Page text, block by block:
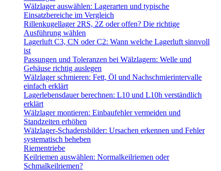
Wälzlager auswählen: Lagerarten und typische
Einsatzbereiche im Vergleich
Rillenkugellager 2RS, 2Z oder offen? Die richtige
Ausführung wählen
Lagerluft C3, CN oder C2: Wann welche Lagerluft sinnvoll
ist
Passungen und Toleranzen bei Wälzlagern: Welle und
Gehäuse richtig auslegen
Wälzlager schmieren: Fett, Öl und Nachschmierintervalle
einfach erklärt
Lagerlebensdauer berechnen: L10 und L10h verständlich
erklärt
Wälzlager montieren: Einbaufehler vermeiden und
Standzeiten erhöhen
Wälzlager-Schadensbilder: Ursachen erkennen und Fehler
systematisch beheben
Riementriebe
Keilriemen auswählen: Normalkeilriemen oder
Schmalkeilriemen?